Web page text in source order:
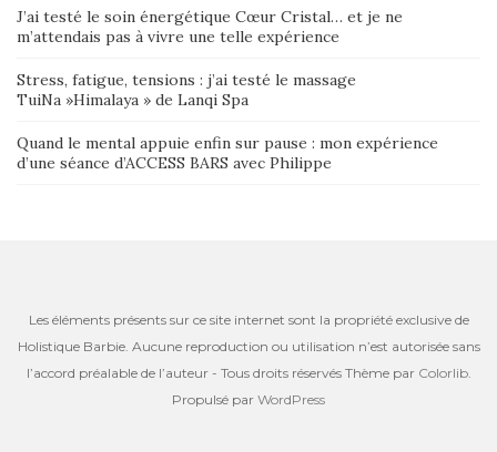
J’ai testé le soin énergétique Cœur Cristal… et je ne
m’attendais pas à vivre une telle expérience
Stress, fatigue, tensions : j’ai testé le massage
TuiNa »Himalaya » de Lanqi Spa
Quand le mental appuie enfin sur pause : mon expérience
d’une séance d’ACCESS BARS avec Philippe
Les éléments présents sur ce site internet sont la propriété exclusive de
Holistique Barbie. Aucune reproduction ou utilisation n’est autorisée sans
l’accord préalable de l’auteur - Tous droits réservés Thème par Colorlib.
Propulsé par WordPress